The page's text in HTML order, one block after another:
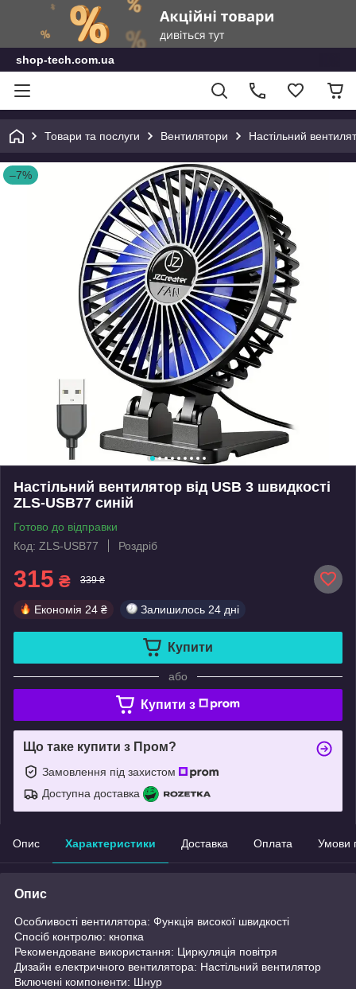
shop-tech.com.ua
Товари та послуги Вентилятори Настільний
–7%
Настільний вентилятор від USB 3 швидкості
ZLS-USB77 синій
Готово до відправки
Код: ZLS-USB77
Роздріб
315 ₴ 339 ₴
Економія 24 ₴ Залишилось 24 дні
Купити
або
Купити з
Що таке купити з Пром?
Замовлення під захистом
Доступна доставка
Опис Характеристики Доставка Оплата Умови
Опис
Особливості вентилятора: Функція високої швидкості
Спосіб контролю: кнопка
Рекомендоване використання: Циркуляція повітря
Дизайн електричного вентилятора: Настільний вентилятор
Включені компоненти: Шнур